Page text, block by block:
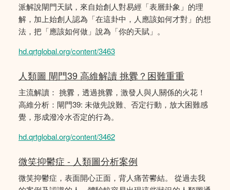
派解說閘門天賦，來自始創人對易經「表層卦象」的理
解，加上始創人認為「在這卦中，人應該如何才對」的想
法，把「應該如何做」說為「你的天賦」。
hd.qrtglobal.org/content/3463
人類圖 閘門39 高維解讀 挑釁？困難重重
主流解讀： 挑釁，透過挑釁，激發人與人關係的火花！
高維分析：閘門39: 未做先說難、否定行動，放大困難感
覺，形成潑冷水否定的行為。
hd.qrtglobal.org/content/3462
微笑抑鬱症 - 人類圖分析案例
微笑抑鬱症，表面開心正面，背人痛苦鬰結。 從過去我